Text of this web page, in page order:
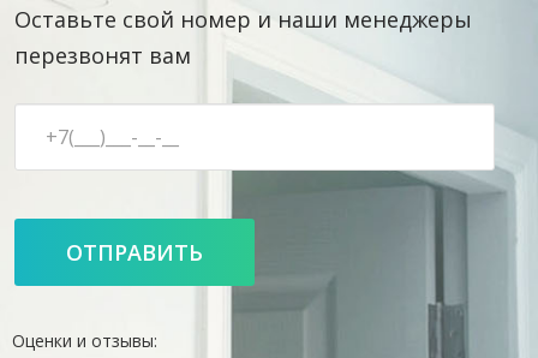
Оставьте свой номер и наши менеджеры
перезвонят вам
Оценки и отзывы: